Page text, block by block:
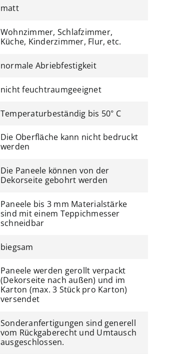
matt
Wohnzimmer, Schlafzimmer,
Küche, Kinderzimmer, Flur, etc.
normale Abriebfestigkeit
nicht feuchtraumgeeignet
Temperaturbeständig bis 50° C
Die Oberfläche kann nicht bedruckt
werden
Die Paneele können von der
Dekorseite gebohrt werden
Paneele bis 3 mm Materialstärke
sind mit einem Teppichmesser
schneidbar
biegsam
Paneele werden gerollt verpackt
(Dekorseite nach außen) und im
Karton (max. 3 Stück pro Karton)
versendet
Sonderanfertigungen sind generell
vom Rückgaberecht und Umtausch
ausgeschlossen.